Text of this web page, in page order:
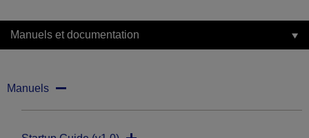
Manuels et documentation
Manuels